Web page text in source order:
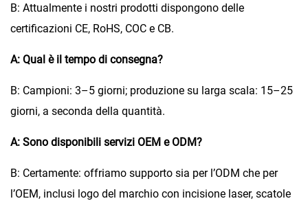
B: Attualmente i nostri prodotti dispongono delle
certificazioni CE, RoHS, COC e CB.
A: Qual è il tempo di consegna?
B: Campioni: 3–5 giorni; produzione su larga scala: 15–25
giorni, a seconda della quantità.
A: Sono disponibili servizi OEM e ODM?
B: Certamente: offriamo supporto sia per l’ODM che per
l’OEM, inclusi logo del marchio con incisione laser, scatole